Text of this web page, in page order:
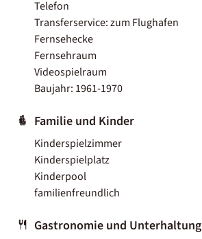
Telefon
Transferservice: zum Flughafen
Fernsehecke
Fernsehraum
Videospielraum
Baujahr: 1961-1970
Familie und Kinder
Kinderspielzimmer
Kinderspielplatz
Kinderpool
familienfreundlich
Gastronomie und Unterhaltung